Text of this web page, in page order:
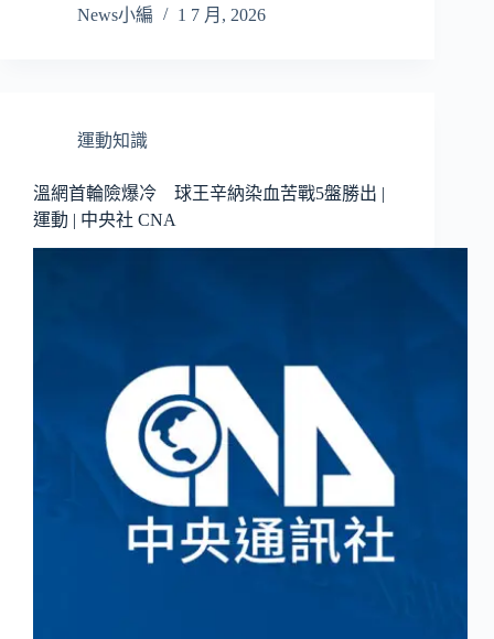
News小編
1 7 月, 2026
運動知識
溫網首輪險爆冷 球王辛納染血苦戰5盤勝出 |
運動 | 中央社 CNA